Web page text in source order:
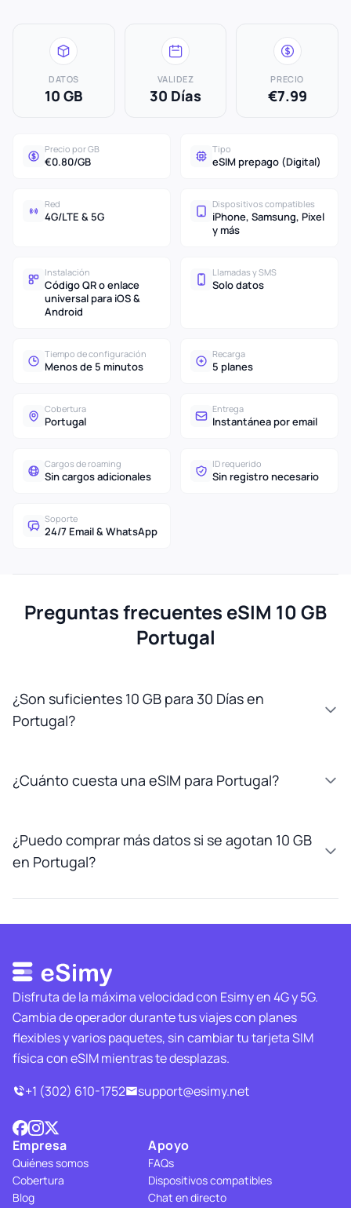
DATOS
10 GB
VALIDEZ
30 Días
PRECIO
€7.99
Precio por GB
€0.80/GB
Tipo
eSIM prepago (Digital)
Red
4G/LTE & 5G
Dispositivos compatibles
iPhone, Samsung, Pixel
y más
Instalación
Código QR o enlace
universal para iOS &
Android
Llamadas y SMS
Solo datos
Tiempo de configuración
Menos de 5 minutos
Recarga
5 planes
Cobertura
Portugal
Entrega
Instantánea por email
Cargos de roaming
Sin cargos adicionales
ID requerido
Sin registro necesario
Soporte
24/7 Email & WhatsApp
Preguntas frecuentes eSIM 10 GB
Portugal
¿Son suficientes 10 GB para 30 Días en
Portugal?
¿Cuánto cuesta una eSIM para Portugal?
¿Puedo comprar más datos si se agotan 10 GB
en Portugal?
Disfruta de la máxima velocidad con Esimy en 4G y 5G.
Cambia de operador durante tus viajes con planes
flexibles y varios paquetes, sin cambiar tu tarjeta SIM
física con eSIM mientras te desplazas.
+1 (302) 610-1752
support@esimy.net
Empresa
Quiénes somos
Cobertura
Blog
Apoyo
FAQs
Dispositivos compatibles
Chat en directo